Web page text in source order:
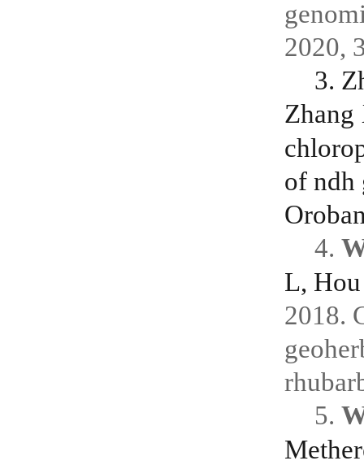
2020,
3.
Zhang
of ndh
4.
L, Hou
2018.
5.